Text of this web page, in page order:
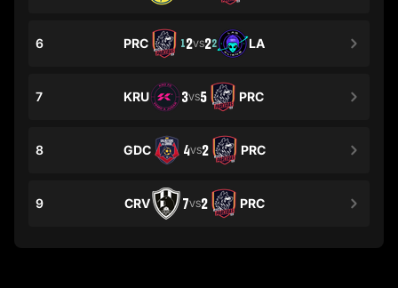
6 PRC 12VS22 LA
7 KRU 3VS5 PRC
8 GDC 4VS2 PRC
9 CRV 7VS2 PRC